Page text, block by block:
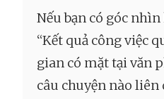
Nếu bạn có góc nhìn
“Kết quả công việc
gian có mặt tại văn
câu chuyện nào liên